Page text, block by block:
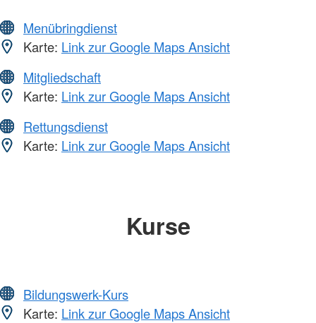
Menübringdienst
Karte: Link zur Google Maps Ansicht
Mitgliedschaft
Karte: Link zur Google Maps Ansicht
Rettungsdienst
Karte: Link zur Google Maps Ansicht
Kurse
Bildungswerk-Kurs
Karte: Link zur Google Maps Ansicht